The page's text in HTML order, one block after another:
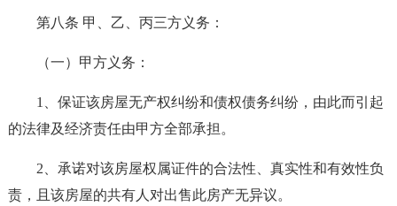
第八条 甲、乙、丙三方义务：
（一）甲方义务：
1、保证该房屋无产权纠纷和债权债务纠纷，由此而引起
的法律及经济责任由甲方全部承担。
2、承诺对该房屋权属证件的合法性、真实性和有效性负
责，且该房屋的共有人对出售此房产无异议。